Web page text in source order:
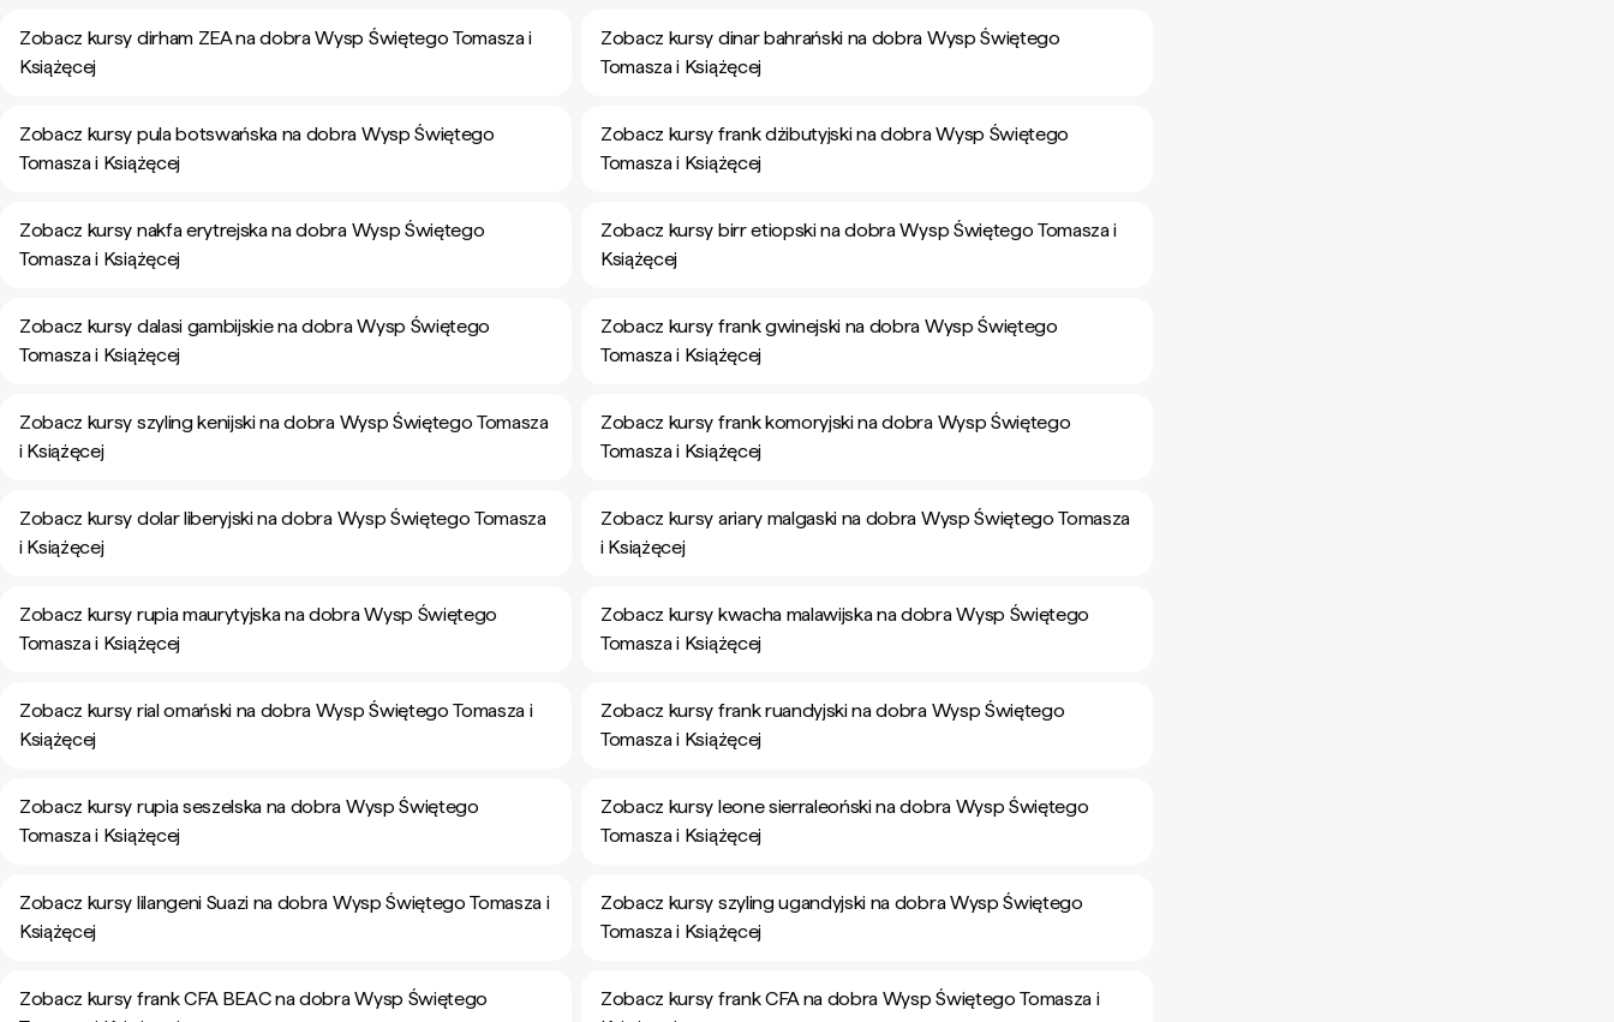
Zobacz kursy dirham ZEA na dobra Wysp Świętego Tomasza i
Książęcej
Zobacz kursy dinar bahrański na dobra Wysp Świętego
Tomasza i Książęcej
Zobacz kursy pula botswańska na dobra Wysp Świętego
Tomasza i Książęcej
Zobacz kursy frank dżibutyjski na dobra Wysp Świętego
Tomasza i Książęcej
Zobacz kursy nakfa erytrejska na dobra Wysp Świętego
Tomasza i Książęcej
Zobacz kursy birr etiopski na dobra Wysp Świętego Tomasza i
Książęcej
Zobacz kursy dalasi gambijskie na dobra Wysp Świętego
Tomasza i Książęcej
Zobacz kursy frank gwinejski na dobra Wysp Świętego
Tomasza i Książęcej
Zobacz kursy szyling kenijski na dobra Wysp Świętego Tomasza
i Książęcej
Zobacz kursy frank komoryjski na dobra Wysp Świętego
Tomasza i Książęcej
Zobacz kursy dolar liberyjski na dobra Wysp Świętego Tomasza
i Książęcej
Zobacz kursy ariary malgaski na dobra Wysp Świętego Tomasza
i Książęcej
Zobacz kursy rupia maurytyjska na dobra Wysp Świętego
Tomasza i Książęcej
Zobacz kursy kwacha malawijska na dobra Wysp Świętego
Tomasza i Książęcej
Zobacz kursy rial omański na dobra Wysp Świętego Tomasza i
Książęcej
Zobacz kursy frank ruandyjski na dobra Wysp Świętego
Tomasza i Książęcej
Zobacz kursy rupia seszelska na dobra Wysp Świętego
Tomasza i Książęcej
Zobacz kursy leone sierraleoński na dobra Wysp Świętego
Tomasza i Książęcej
Zobacz kursy lilangeni Suazi na dobra Wysp Świętego Tomasza i
Książęcej
Zobacz kursy szyling ugandyjski na dobra Wysp Świętego
Tomasza i Książęcej
Zobacz kursy frank CFA BEAC na dobra Wysp Świętego
Zobacz kursy frank CFA na dobra Wysp Świętego Tomasza i